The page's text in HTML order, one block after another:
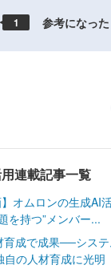
1 参考になった
連載記事一覧
】オムロンの生成AI
を持つ”メンバー...
育成で成果──シス
の人材育成に光明